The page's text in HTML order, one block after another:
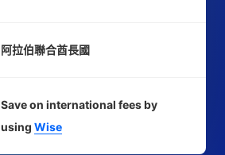
阿拉伯聯合酋長國
Save on international fees by
using Wise